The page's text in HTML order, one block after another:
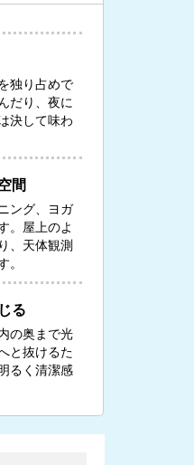
独り占めで
だり、夜に
決して味わ
間
ング、ヨガ
。屋上のよ
、天体観測
。
る
の奥まで光
と抜けるた
るく清潔感